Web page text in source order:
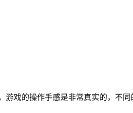
戏的操作手感是非常真实的，不